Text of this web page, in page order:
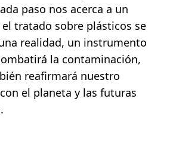
paso nos acerca a un
tratado sobre plásticos se
realidad, un instrumento
la contaminación,
reafirmará nuestro
el planeta y las futuras